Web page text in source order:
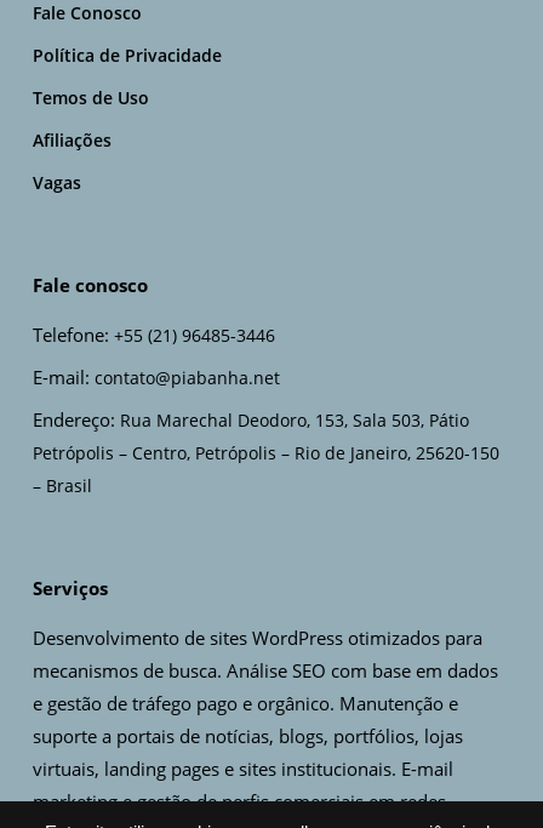
Fale Conosco
Política de Privacidade
Temos de Uso
Afiliações
Vagas
Fale conosco
Telefone: +55 (21) 96485-3446
E-mail: contato@piabanha.net
Endereço: Rua Marechal Deodoro, 153, Sala 503, Pátio
Petrópolis – Centro, Petrópolis – Rio de Janeiro, 25620-150
– Brasil
Serviços
Desenvolvimento de sites WordPress otimizados para
mecanismos de busca. Análise SEO com base em dados
e gestão de tráfego pago e orgânico. Manutenção e
suporte a portais de notícias, blogs, portfólios, lojas
virtuais, landing pages e sites institucionais. E-mail
marketing e gestão de perfis comerciais em redes